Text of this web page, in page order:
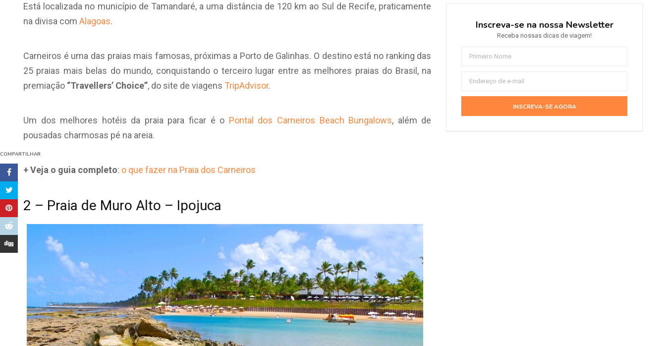
COMPARTILHAR
Está localizada no município de Tamandaré, a uma distância de 120 km ao Sul de Recife, praticamente
na divisa com Alagoas.
Carneiros é uma das praias mais famosas, próximas a Porto de Galinhas. O destino está no ranking das
25 praias mais belas do mundo, conquistando o terceiro lugar entre as melhores praias do Brasil, na
premiação “Travellers’ Choice”, do site de viagens TripAdvisor.
Um dos melhores hotéis da praia para ficar é o Pontal dos Carneiros Beach Bungalows, além de
pousadas charmosas pé na areia.
+ Veja o guia completo: o que fazer na Praia dos Carneiros
2 – Praia de Muro Alto – Ipojuca
Inscreva-se na nossa Newsletter
Receba nossas dicas de viagem!